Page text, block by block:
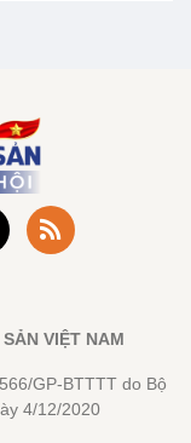
VIỆT NAM
GP-BTTTT do Bộ
4/12/2020